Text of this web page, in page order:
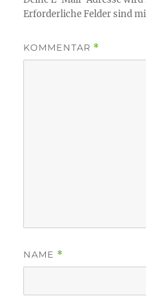
Erforderliche Felder sind
KOMMENTAR *
NAME *